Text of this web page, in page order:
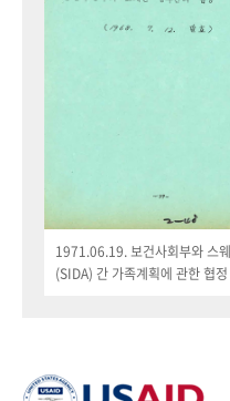
1971.06.19. 보건사회부와 스
(SIDA) 간 가족계획에 관한 협